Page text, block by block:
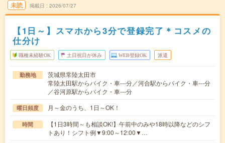
未読 掲載日 2026/07/27
【1日～】スマホから3分で登録完了＊コスメの
仕分け
職種未経験OK 土日祝日が休み WEB登録OK 派遣
勤務地
茨城県常陸太田市
常陸太田駅からバイク・車---分／河合駅からバイク・車---分
／谷河原駅からバイク・車---分
曜日頻度 月～金のうち、1日～OK！
時間
【1日3時間～も相談OK!】午前中のみや18時以降などのシフ
トあり！シフト例▼9:00～12:00▼…